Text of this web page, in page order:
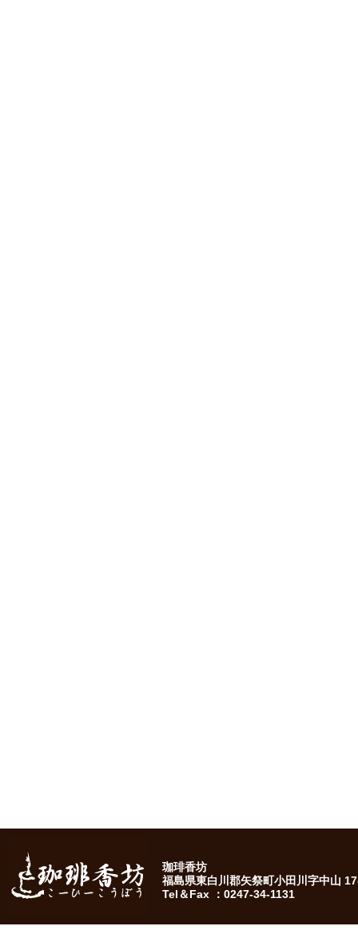
珈琲香坊
福島県東白川郡矢祭町小田川字中山
Tel＆Fax ：0247-34-1131